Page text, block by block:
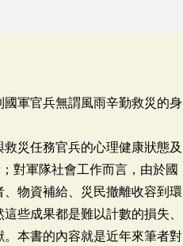
軍官兵無謂風雨辛勤救災的身
災任務官兵的心理健康狀態及
對軍隊社會工作而言，由於國
物資補給、災民撤離收容到環
些成果都是難以計數的損失、
本書的內容就是近年來筆者對